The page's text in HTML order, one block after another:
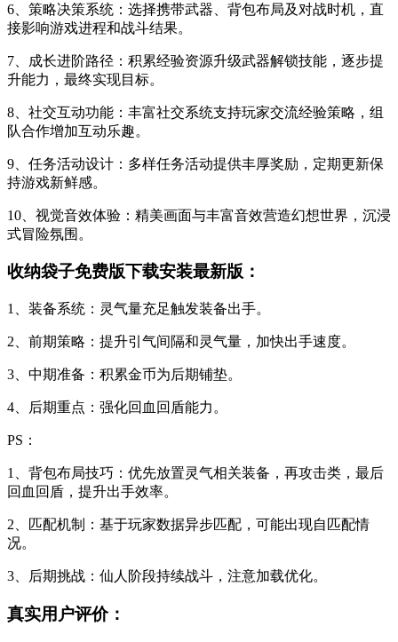
6、策略决策系统：选择携带武器、背包布局及对战时机，直
接影响游戏进程和战斗结果。
7、成长进阶路径：积累经验资源升级武器解锁技能，逐步提
升能力，最终实现目标。
8、社交互动功能：丰富社交系统支持玩家交流经验策略，组
队合作增加互动乐趣。
9、任务活动设计：多样任务活动提供丰厚奖励，定期更新保
持游戏新鲜感。
10、视觉音效体验：精美画面与丰富音效营造幻想世界，沉浸
式冒险氛围。
收纳袋子免费版下载安装最新版：
1、装备系统：灵气量充足触发装备出手。
2、前期策略：提升引气间隔和灵气量，加快出手速度。
3、中期准备：积累金币为后期铺垫。
4、后期重点：强化回血回盾能力。
PS：
1、背包布局技巧：优先放置灵气相关装备，再攻击类，最后
回血回盾，提升出手效率。
2、匹配机制：基于玩家数据异步匹配，可能出现自匹配情
况。
3、后期挑战：仙人阶段持续战斗，注意加载优化。
真实用户评价：